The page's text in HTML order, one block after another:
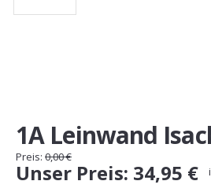
1A Leinwand
Preis: 0,00€
Unser Preis: 34,95 €